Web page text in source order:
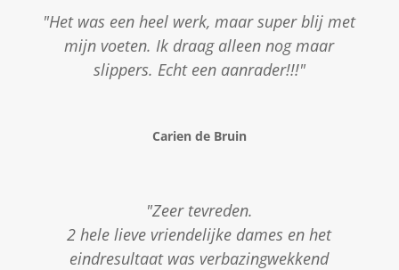
"Het was een heel werk, maar super blij met
mijn voeten. Ik draag alleen nog maar
slippers. Echt een aanrader!!!"
Carien de Bruin
"Zeer tevreden.
2 hele lieve vriendelijke dames en het
eindresultaat was verbazingwekkend